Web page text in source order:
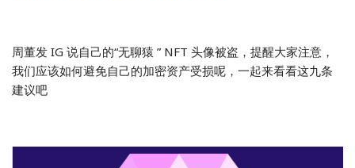
周董发 IG 说自己的“无聊猿 ” NFT 头像被盗，提醒大家注意，
我们应该如何避免自己的加密资产受损呢，一起来看看这九条
建议吧